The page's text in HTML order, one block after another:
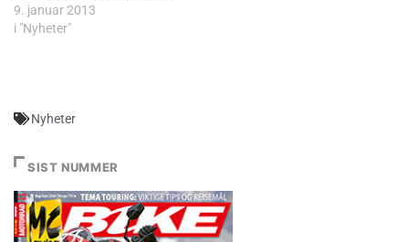
9. januar 2013
i "Nyheter"
Nyheter
SIST NUMMER